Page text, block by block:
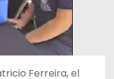
Ferreira, el